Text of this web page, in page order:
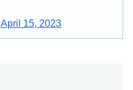
April 15, 2023